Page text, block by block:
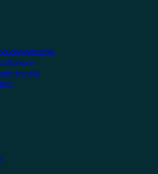
-berater